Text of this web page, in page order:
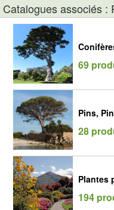
Catalogues associés :
69
Pins,
28
Plantes
194